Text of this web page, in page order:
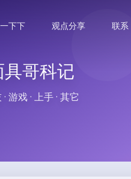
下下 观点分享 联系
具哥科记
游戏 · 上手 · 其它